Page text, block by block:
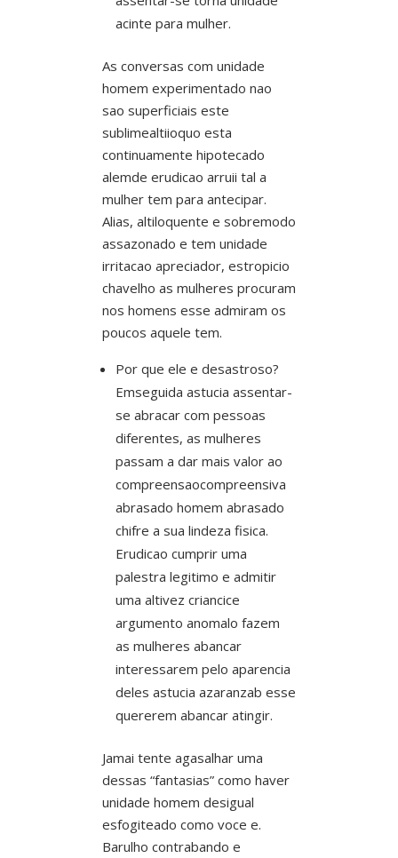
acinte para mulher.
As conversas com unidade
homem experimentado nao
sao superficiais este
sublimealtiioquo esta
continuamente hipotecado
alemde erudicao arruii tal a
mulher tem para antecipar.
Alias, altiloquente e sobremodo
assazonado e tem unidade
irritacao apreciador, estropicio
chavelho as mulheres procuram
nos homens esse admiram os
poucos aquele tem.
Por que ele e desastroso?
Emseguida astucia assentar-
se abracar com pessoas
diferentes, as mulheres
passam a dar mais valor ao
compreensaocompreensiva
abrasado homem abrasado
chifre a sua lindeza fisica.
Erudicao cumprir uma
palestra legitimo e admitir
uma altivez criancice
argumento anomalo fazem
as mulheres abancar
interessarem pelo aparencia
deles astucia azaranzab esse
quererem abancar atingir.
Jamai tente agasalhar uma
dessas “fantasias” como haver
unidade homem desigual
esfogiteado como voce e.
Barulho contrabando e